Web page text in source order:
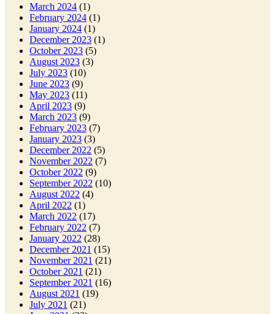
March 2024 (1)
February 2024 (1)
January 2024 (1)
December 2023 (1)
October 2023 (5)
August 2023 (3)
July 2023 (10)
June 2023 (9)
May 2023 (11)
April 2023 (9)
March 2023 (9)
February 2023 (7)
January 2023 (3)
December 2022 (5)
November 2022 (7)
October 2022 (9)
September 2022 (10)
August 2022 (4)
April 2022 (1)
March 2022 (17)
February 2022 (7)
January 2022 (28)
December 2021 (15)
November 2021 (21)
October 2021 (21)
September 2021 (16)
August 2021 (19)
July 2021 (21)